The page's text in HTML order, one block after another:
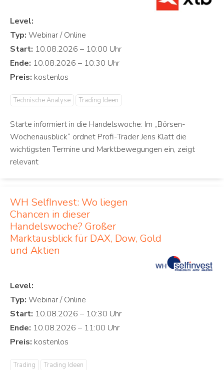
Level:
Typ:
Start:
Ende:
Preis:
Technische Analyse Trading Ideen
Starte informiert in die Handelswoche: Im „Börsen-
Wochenausblick“ ordnet Profi-Trader Jens Klatt die
wichtigsten Termine und Marktbewegungen ein, zeigt
relevant
WH SelfInvest: Wo liegen
Chancen in dieser
Handelswoche? Großer
Marktausblick für DAX, Dow, Gold
und Aktien
Level:
Typ:
Start:
Ende:
Preis:
Trading Trading Ideen